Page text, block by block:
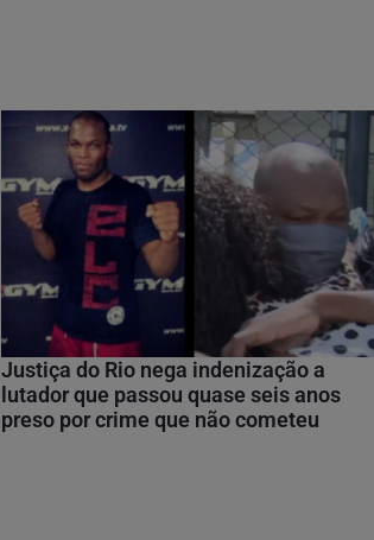
Justiça do Rio nega indenização a
lutador que passou quase seis anos
preso por crime que não cometeu